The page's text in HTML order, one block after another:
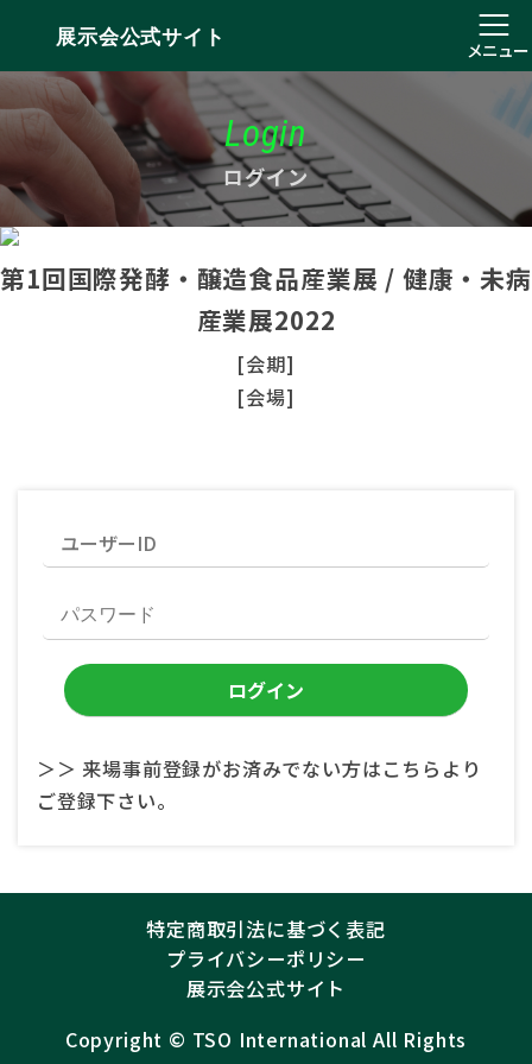
展示会公式サイト
メニュー
Login
ログイン
第1回国際発酵・醸造食品産業展 / 健康・未病
産業展2022
[会期]
[会場]
＞＞ 来場事前登録がお済みでない方はこちらより
ご登録下さい。
特定商取引法に基づく表記
プライバシーポリシー
展示会公式サイト
Copyright ©︎ TSO International All Rights